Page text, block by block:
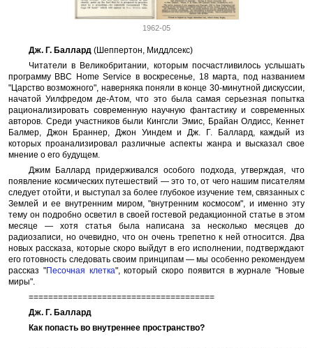
1962-05
Дж. Г. Баллард(Шеппертон, Миддлсекс)
Читатели в Великобритании, которым посчастливилось услышать
программу BBC Home Service в воскресенье, 18 марта, под названием
"Царство возможного", наверняка поняли в конце 30-минутной дискуссии,
начатой ​​Уилфредом де-Атом, что это была самая серьезная попытка
рационализировать современную научную фантастику и современных
авторов. Среди участников были Кингсли Эмис, Брайан Олдисс, Кеннет
Балмер, Джон Браннер, Джон Уиндем и Дж. Г. Баллард, каждый из
которых проанализировал различные аспекты жанра и высказал свое
мнение о его будущем.
Джим Баллард придерживался особого подхода, утверждая, что
появление космических путешествий — это то, от чего нашим писателям
следует отойти, и выступал за более глубокое изучение тем, связанных с
Землей и ее внутренним миром, "внутренним космосом", и именно эту
тему он подробно осветил в своей гостевой редакционной статье в этом
месяце — хотя статья была написана за несколько месяцев до
радиозаписи, но очевидно, что он очень трепетно ​​к ней относится. Два
новых рассказа, которые скоро выйдут в его исполнении, подтверждают
его готовность следовать своим принципам — мы особенно рекомендуем
рассказ "Песочная клетка", который скоро появится в журнале "Новые
миры".
======================================
Дж. Г. Баллард
Как попасть во внутреннее пространство?